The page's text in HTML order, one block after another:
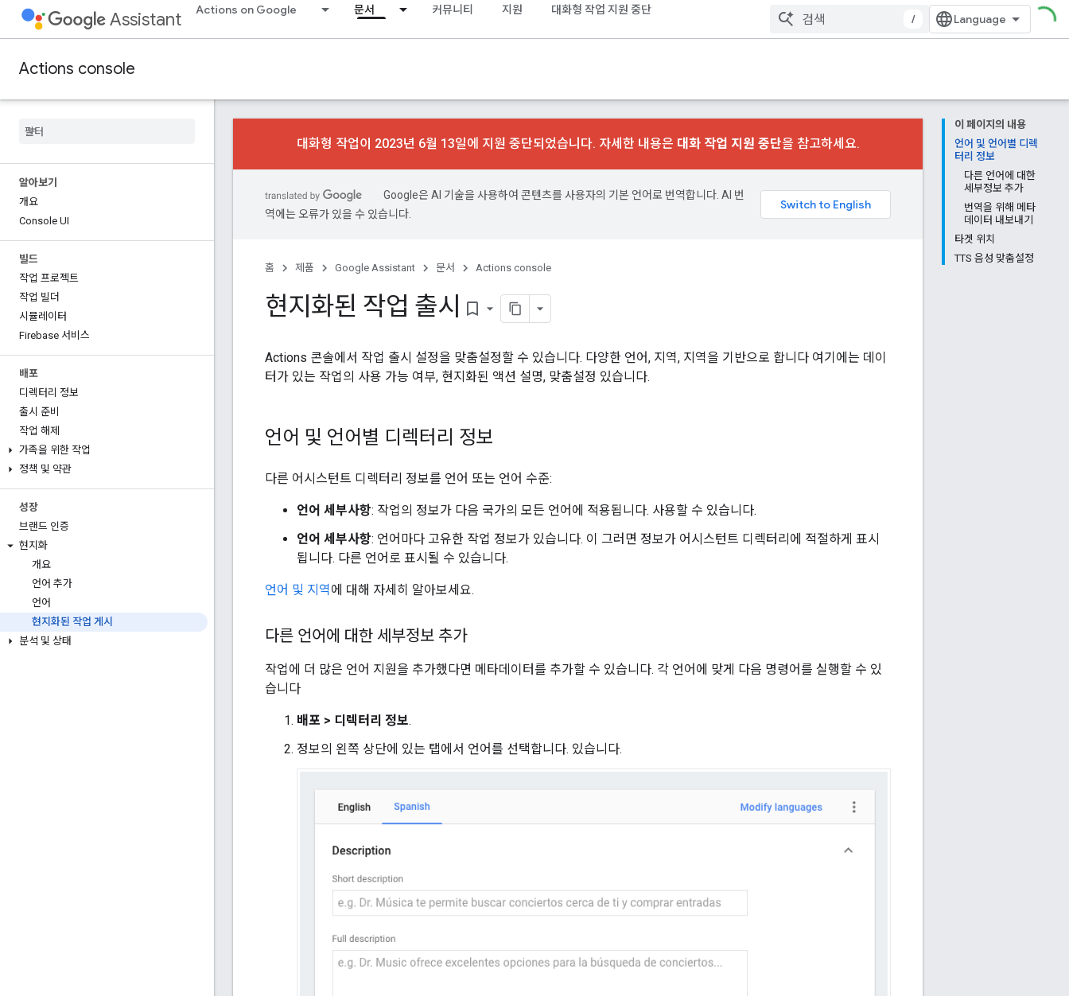
Assistant Actions on Google 문서 커뮤니티 지원 대화형 작업 지원 중단
/
Actions console
알아보기
개요
Console UI
빌드
작업 프로젝트
작업 빌더
시뮬레이터
Firebase 서비스
배포
디렉터리 정보
출시 준비
작업 해제
가족을 위한 작업
정책 및 약관
성장
브랜드 인증
현지화
개요
언어 추가
언어
현지화된 작업 게시
분석 및 상태
이 페이지의 내용
언어 및 언어별 디렉
터리 정보
다른 언어에 대한
세부정보 추가
번역을 위해 메타
데이터 내보내기
타겟 위치
TTS 음성 맞춤설정
대화형 작업이 2023년 6월 13일에 지원 중단되었습니다. 자세한 내용은 대화 작업 지원 중단을 참고하세요.
Google은 AI 기술을 사용하여 콘텐츠를 사용자의 기본 언어로 번역합니다. AI 번
역에는 오류가 있을 수 있습니다.
홈 제품 Google Assistant 문서 Actions console
현지화된 작업 출시 bookmark_border
Actions 콘솔에서 작업 출시 설정을 맞춤설정할 수 있습니다. 다양한 언어, 지역, 지역을 기반으로 합니다 여기에는 데이
터가 있는 작업의 사용 가능 여부, 현지화된 액션 설명, 맞춤설정 있습니다.
언어 및 언어별 디렉터리 정보
다른 어시스턴트 디렉터리 정보를 언어 또는 언어 수준:
언어 세부사항: 작업의 정보가 다음 국가의 모든 언어에 적용됩니다. 사용할 수 있습니다.
언어 세부사항: 언어마다 고유한 작업 정보가 있습니다. 이 그러면 정보가 어시스턴트 디렉터리에 적절하게 표시
됩니다. 다른 언어로 표시될 수 있습니다.
언어 및 지역에 대해 자세히 알아보세요.
다른 언어에 대한 세부정보 추가
작업에 더 많은 언어 지원을 추가했다면 메타데이터를 추가할 수 있습니다. 각 언어에 맞게 다음 명령어를 실행할 수 있
습니다
배포 > 디렉터리 정보.
정보의 왼쪽 상단에 있는 탭에서 언어를 선택합니다. 있습니다.